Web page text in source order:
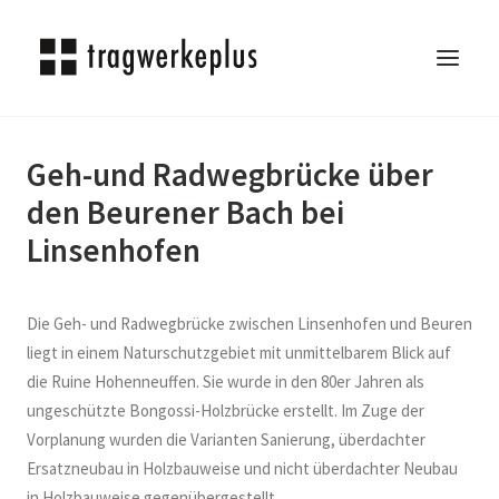
TRAGWERKEPLUS
BLOG
REFERENZEN
KONTAKT
SEARCH
Geh-und Radwegbrücke über
den Beurener Bach bei
Linsenhofen
Die Geh- und Radwegbrücke zwischen Linsenhofen und Beuren
liegt in einem Naturschutzgebiet mit unmittelbarem Blick auf
die Ruine Hohenneuffen. Sie wurde in den 80er Jahren als
ungeschützte Bongossi-Holzbrücke erstellt. Im Zuge der
Vorplanung wurden die Varianten Sanierung, überdachter
Ersatzneubau in Holzbauweise und nicht überdachter Neubau